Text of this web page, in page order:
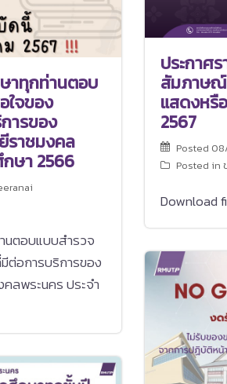
ประกาศ
สัมภาษ
แสดงหรื
2567
Posted
Posted in
Download
าทุกท่านตอบ
ใจของ
ารของ
ราชมงคล
ษา 2566
นตอบแบบสำรวจ
ต่อการบริการของ
คลพระนคร ประจำ